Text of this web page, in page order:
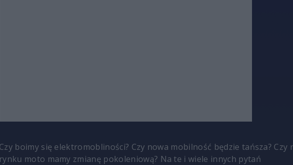
Czy boimy się elektromobliności? Czy nowa mobilność będzie tańsza? Czy
rynku moto mamy zmianę pokoleniową? Na te i wiele innych pytań